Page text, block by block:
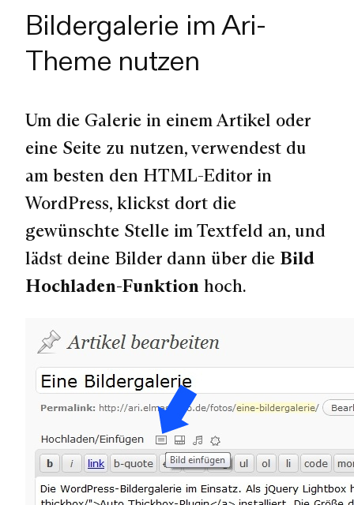
Bildergalerie im Ari-
Theme nutzen
Um die Galerie in einem Artikel oder
eine Seite zu nutzen, verwendest du
am besten den HTML-Editor in
WordPress, klickst dort die
gewünschte Stelle im Textfeld an, und
lädst deine Bilder dann über die Bild
Hochladen-Funktion hoch.